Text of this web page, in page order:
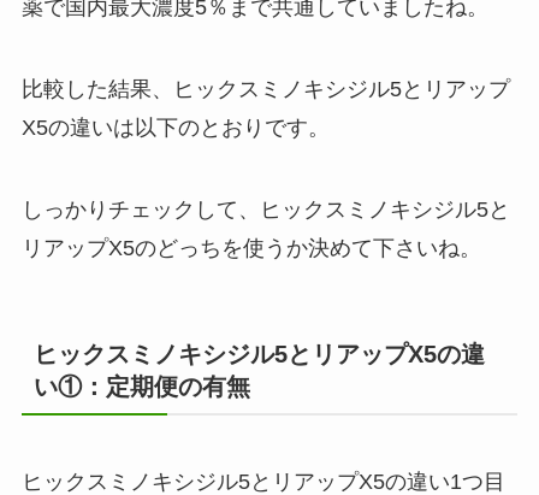
薬で国内最大濃度5％まで共通していましたね。
比較した結果、ヒックスミノキシジル5とリアップ
X5の違いは以下のとおりです。
しっかりチェックして、ヒックスミノキシジル5と
リアップX5のどっちを使うか決めて下さいね。
ヒックスミノキシジル5とリアップX5の違
い①：定期便の有無
ヒックスミノキシジル5とリアップX5の違い1つ目